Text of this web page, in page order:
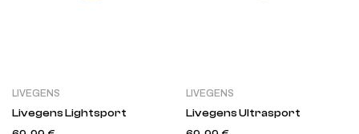
LIVEGENS
Livegens Lightsport
LIVEGENS
Livegens Ultrasport